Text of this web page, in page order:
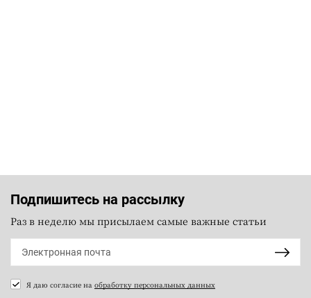
Подпишитесь на рассылку
Раз в неделю мы присылаем самые важные статьи
Я даю согласие на обработку персональных данных